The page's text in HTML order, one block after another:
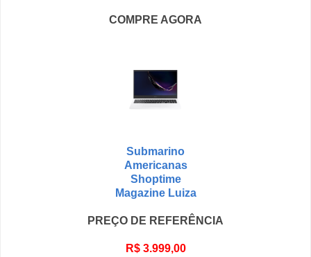
COMPRE AGORA
Submarino
Americanas
Shoptime
Magazine Luiza
PREÇO DE REFERÊNCIA
R$ 3.999,00